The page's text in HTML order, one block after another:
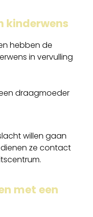
kinderwens
hebben de
in vervulling
draagmoeder
willen gaan
ze contact
met een